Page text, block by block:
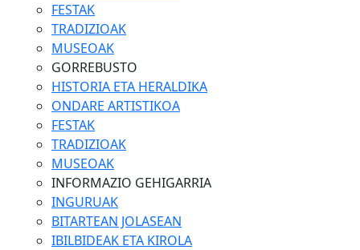
FESTAK
TRADIZIOAK
MUSEOAK
GORREBUSTO
HISTORIA ETA HERALDIKA
ONDARE ARTISTIKOA
FESTAK
TRADIZIOAK
MUSEOAK
INFORMAZIO GEHIGARRIA
INGURUAK
BITARTEAN JOLASEAN
IBILBIDEAK ETA KIROLA